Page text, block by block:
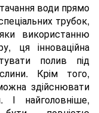
води прямо
трубок,
використанню
ця інноваційна
полив під
Крім того,
здійснювати
І найголовніше,